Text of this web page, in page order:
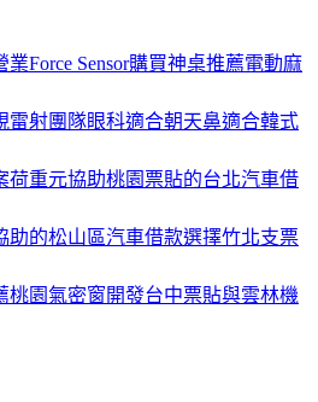
Force Sensor購買神桌推薦電動麻
雷射團隊眼科適合朝天鼻適合韓式
荷重元協助桃園票貼的台北汽車借
助的松山區汽車借款選擇竹北支票
桃園氣密窗開發台中票貼與雲林機